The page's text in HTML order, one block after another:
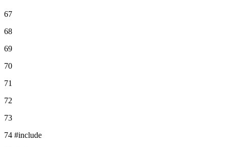
67
68
69
70
71
72
73
74 #include